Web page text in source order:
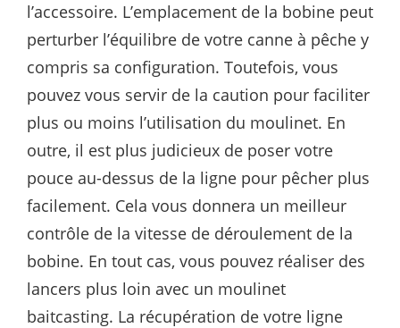
l’accessoire. L’emplacement de la bobine peut
perturber l’équilibre de votre canne à pêche y
compris sa configuration. Toutefois, vous
pouvez vous servir de la caution pour faciliter
plus ou moins l’utilisation du moulinet. En
outre, il est plus judicieux de poser votre
pouce au-dessus de la ligne pour pêcher plus
facilement. Cela vous donnera un meilleur
contrôle de la vitesse de déroulement de la
bobine. En tout cas, vous pouvez réaliser des
lancers plus loin avec un moulinet
baitcasting. La récupération de votre ligne